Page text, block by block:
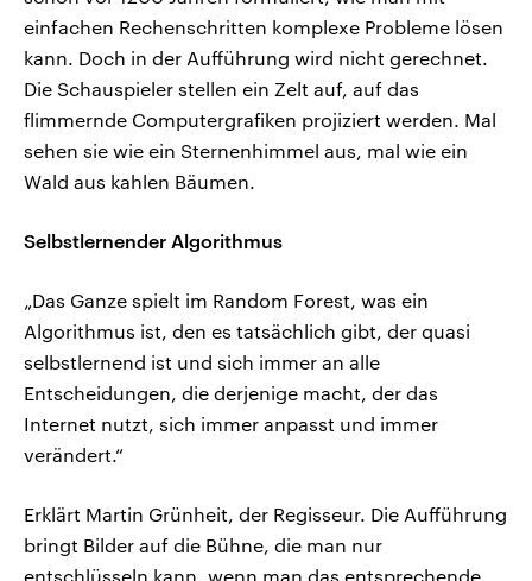
einfachen Rechenschritten komplexe Probleme lösen
kann. Doch in der Aufführung wird nicht gerechnet.
Die Schauspieler stellen ein Zelt auf, auf das
flimmernde Computergrafiken projiziert werden. Mal
sehen sie wie ein Sternenhimmel aus, mal wie ein
Wald aus kahlen Bäumen.
Selbstlernender Algorithmus
„Das Ganze spielt im Random Forest, was ein
Algorithmus ist, den es tatsächlich gibt, der quasi
selbstlernend ist und sich immer an alle
Entscheidungen, die derjenige macht, der das
Internet nutzt, sich immer anpasst und immer
verändert.“
Erklärt Martin Grünheit, der Regisseur. Die Aufführung
bringt Bilder auf die Bühne, die man nur
entschlüsseln kann, wenn man das entsprechende